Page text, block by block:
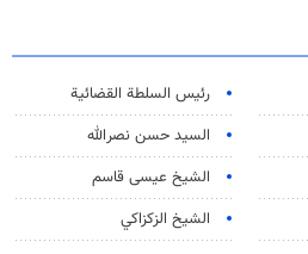
رئیس السلطة القضائیة
السيد حسن نصرالله
الشيخ عيسى قاسم
الشيخ الزكزاكي